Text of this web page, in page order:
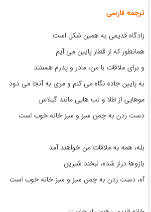
ترجمه فارسی
زادگاه قدیمی به همین شکل است
همانطور که از قطار پایین می آیم
و برای ملاقات با من، مادر و پدرم هستند
به پایین جاده نگاه می کنم و مری به آنجا می دود
موهایی از طلا و لب هایی مانند گیلاس
دست زدن به چمن سبز و سبز خانه خوب است
بله، همه به ملاقات من خواهند آمد
بازوها دراز شده، لبخند شیرین
آه، دست زدن به چمن سبز و سبز خانه خوب است